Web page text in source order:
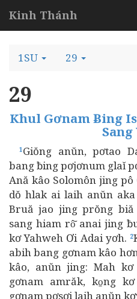
Kinh Thánh
1SU 29
29
Khul Gơnam Ƀing
Sang
1Giŏng anŭn, pơtao
bang ƀing pơjơnum glaĭ
Ană kâo Solomôn jing
dŏ hlak ai laih anŭn
Bruă jao jing prŏng
sang hiam rô̆ anai jing
kơ Yahweh Ơi Adai yơh. 2
abih bang gơnam kâo
kâo, anŭn jing: Mah
gơnam amrăk, ko̱ng
gơnam pơsơi laih anŭn